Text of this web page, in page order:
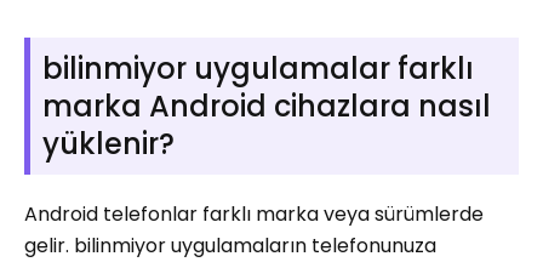
bilinmiyor uygulamalar farklı
marka Android cihazlara nasıl
yüklenir?
Android telefonlar farklı marka veya sürümlerde
gelir. bilinmiyor uygulamaların telefonunuza